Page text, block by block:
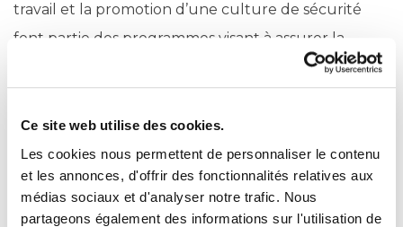
Ce site web utilise des cookies.
Les cookies nous permettent de personnaliser le contenu
et les annonces, d'offrir des fonctionnalités relatives aux
médias sociaux et d'analyser notre trafic. Nous
partageons également des informations sur l'utilisation de
travail et la promotion d’une culture de sécurité
font partie des programmes visant à assurer la
sécurité et le bien-être des collaborateurs.
💡 Le Groupe TMA s’engage, à travers sa
politique sécurité, à fournir à l’ensemble de
ses collaborateurs des conditions de travail